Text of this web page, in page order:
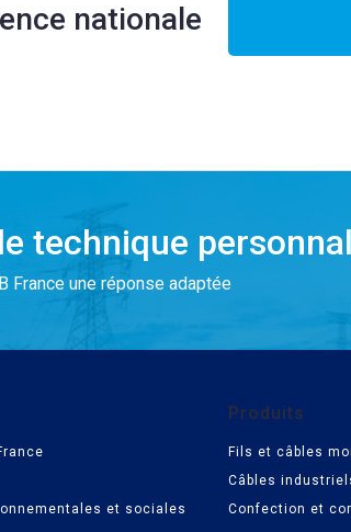
nationale
technique
France une réponse adaptée
et sociales
Produits
Fils et câbles
Câbles
Confection et